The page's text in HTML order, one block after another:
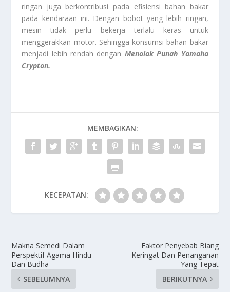
ringan juga berkontribusi pada efisiensi bahan bakar
pada kendaraan ini. Dengan bobot yang lebih ringan,
mesin tidak perlu bekerja terlalu keras untuk
menggerakkan motor. Sehingga konsumsi bahan bakar
menjadi lebih rendah dengan Menolak Punah Yamaha
Crypton.
MEMBAGIKAN:
KECEPATAN:
Makna Semedi Dalam
Perspektif Agama Hindu
Dan Budha
SEBELUMNYA
Faktor Penyebab Biang
Keringat Dan Penanganan
Yang Tepat
BERIKUTNYA